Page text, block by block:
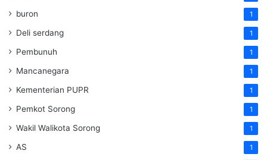
buron 1
Deli serdang 1
Pembunuh 1
Mancanegara 1
Kementerian PUPR 1
Pemkot Sorong 1
Wakil Walikota Sorong 1
AS 1